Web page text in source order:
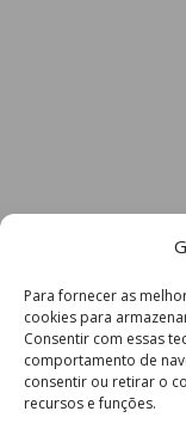
Para fornecer as
cookies para
Consentir com essas
comportamento de
consentir ou retirar o
recursos e funções.